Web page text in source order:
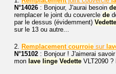
N°14026 : Bonjour, J'aurai besoin de
remplacer le joint du couvercle de
par le dessus (évidemment) Vedette
sur le 13 ou autre...
2. Remplacement courroie sur
N°15102 : Bonjour ! J'aimerai
mon lave linge Vedette VLT2090 ?